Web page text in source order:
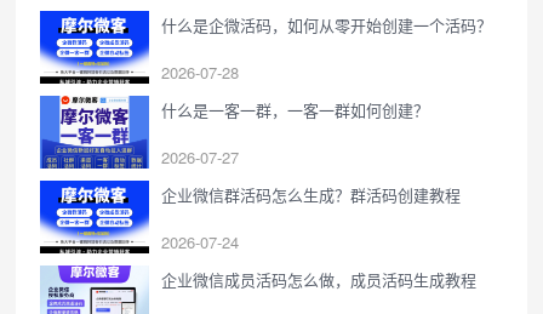
什么是企微活码，如何从零开始创建一个活码？
2026-07-28
什么是一客一群，一客一群如何创建？
2026-07-27
企业微信群活码怎么生成？群活码创建教程
2026-07-24
企业微信成员活码怎么做，成员活码生成教程